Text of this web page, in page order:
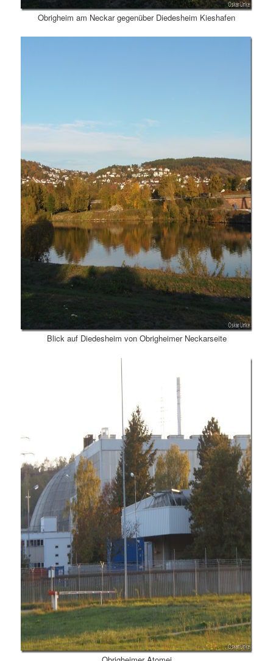
Obrigheim am Neckar gegenüber Diedesheim Kieshafen
Blick auf Diedesheim von Obrigheimer Neckarseite